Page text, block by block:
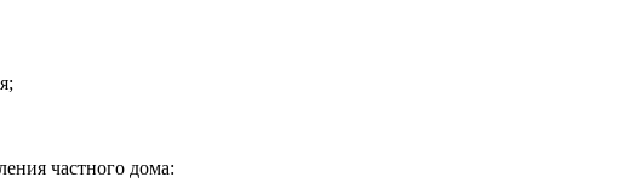
частного дома: